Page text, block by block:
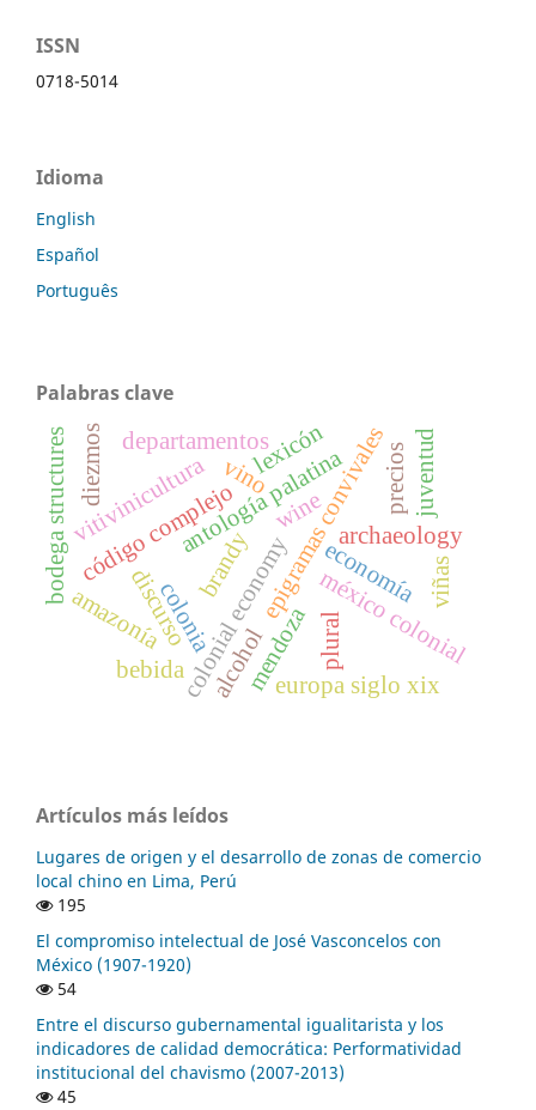
ISSN
0718-5014
Idioma
English
Español
Português
Palabras clave
epigramas convivales
antología palatina
vino
código complejo
plural
wine
brandy
bodega structures
colonial economy archaeology
colonia
precios
economía
vitivinicultura
diezmos
méxico colonial
mendoza
departamentos
europa siglo xix
viñas
discurso
lexicón
bebida alcohol
juventud
amazonía
Artículos más leídos
Lugares de origen y el desarrollo de zonas de comercio
local chino en Lima, Perú
195
El compromiso intelectual de José Vasconcelos con
México (1907-1920)
54
Entre el discurso gubernamental igualitarista y los
indicadores de calidad democrática: Performatividad
institucional del chavismo (2007-2013)
45